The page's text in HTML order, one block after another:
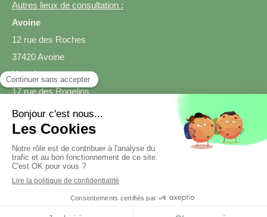
Autres lieux de consultation :
Avoine
12 rue des Roches
37420 Avoine
Varrains
17 rue des Rogelins
49400 Varrains
Prendre rendez-vous
Création et référencement du site par Simplébo
Site créé grâce àSmartDiet